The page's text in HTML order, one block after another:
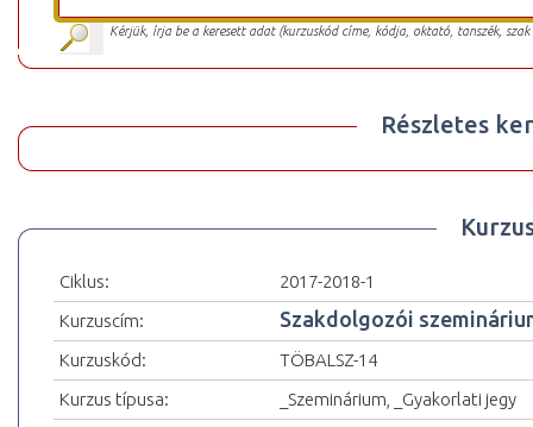
Kérjük, írja be a keresett adat (kurzuskód címe, kódja, oktató, tanszék,
Részletes
Ciklus:
2017-2018-1
Kurzuscím:
Szakdolgozói
Kurzuskód:
TÖBALSZ-14
Kurzus típusa:
_Szeminárium, _Gyakorlati jegy